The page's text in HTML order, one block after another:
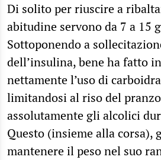
Di solito per riuscire a
abitudine servono da 7 a 15
Sottoponendo a
dell’insulina, bene ha fatto
nettamente l’uso di
limitandosi al riso del
assolutamente gli alcolici
Questo (insieme alla corsa),
mantenere il peso nel suo